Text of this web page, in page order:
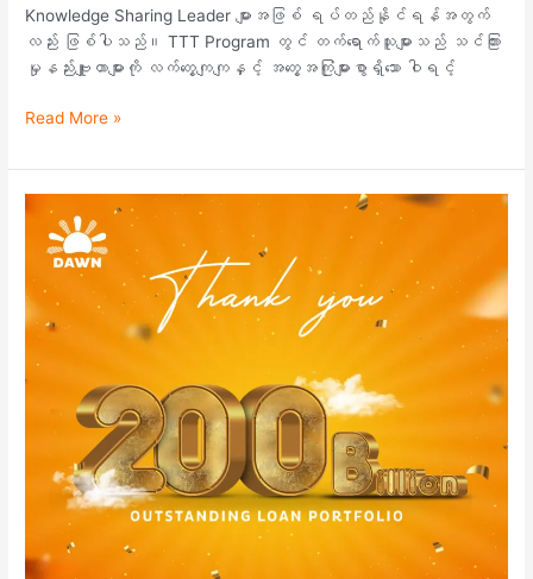
Knowledge Sharing Leader များအဖြစ် ရပ်တည်နိုင်ရန်အတွက်
လည်း ဖြစ်ပါသည်။ TTT Program တွင် တက်ရောက်သူများသည် သင်ကြား
မှုနည်းဗျူဟာများကို လက်တွေ့ကျကျနှင့် အတွေ့အကြုံများစွာရှိသော ဝါရင့်
Read More »
ကျွန်တော်
အတူတကွ
ဘီ
ယံ
ခရီး
.